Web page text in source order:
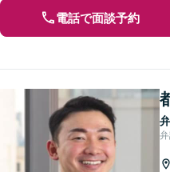
電話で面談予約